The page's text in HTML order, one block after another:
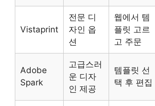
Vistaprint
전문 디
자인 옵
션
웹에서 템
플릿 고르
고 주문
Adobe
Spark
고급스러
운 디자
인 제공
템플릿 선
택 후 편집